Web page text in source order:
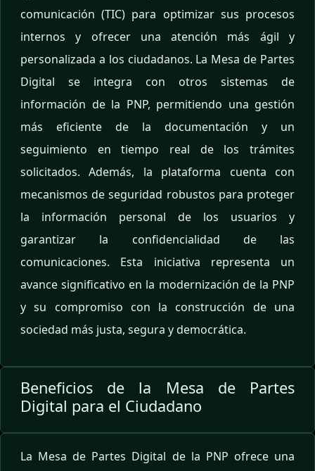
comunicación (TIC) para optimizar sus procesos
internos y ofrecer una atención más ágil y
personalizada a los ciudadanos. La Mesa de Partes
Digital se integra con otros sistemas de
información de la PNP, permitiendo una gestión
más eficiente de la documentación y un
seguimiento en tiempo real de los trámites
solicitados. Además, la plataforma cuenta con
mecanismos de seguridad robustos para proteger
la información personal de los usuarios y
garantizar la confidencialidad de las
comunicaciones. Esta iniciativa representa un
avance significativo en la modernización de la PNP
y su compromiso con la construcción de una
sociedad más justa, segura y democrática.
Beneficios de la Mesa de Partes
Digital para el Ciudadano
La Mesa de Partes Digital de la PNP ofrece una